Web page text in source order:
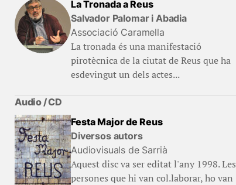
La Tronada a Reus
Salvador Palomar i Abadia
Associació Caramella
La tronada és una manifestació
pirotècnica de la ciutat de Reus que ha
esdevingut un dels actes...
Audio / CD
Festa Major de Reus
Diversos autors
Audiovisuals de Sarrià
Aquest disc va ser editat l'any 1998. Les
persones que hi van col.laborar, ho van